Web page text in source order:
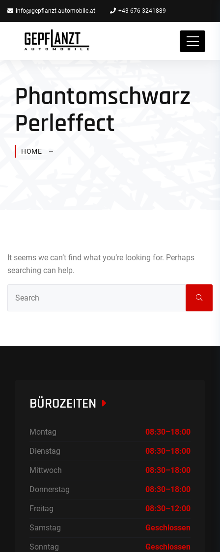
info@gepflanzt-automobile.at +43 676 3241889
Phantomschwarz
Perleffect
HOME
It seems we can’t find what you’re looking for. Perhaps
searching can help.
BÜROZEITEN
Montag 08:30–18:00
Dienstag 08:30–18:00
Mittwoch 08:30–18:00
Donnerstag 08:30–18:00
Freitag 08:30–12:00
Samstag Geschlossen
Sonntag Geschlossen